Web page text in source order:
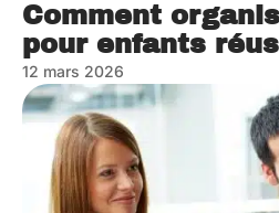
Comment
pour enfants
12 mars 2026